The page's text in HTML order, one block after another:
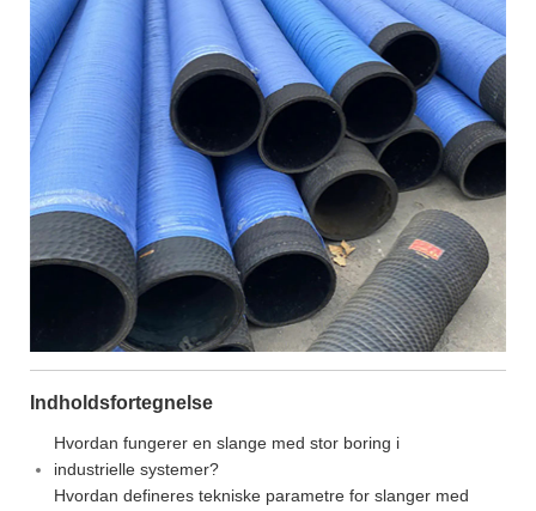
Indholdsfortegnelse
Hvordan fungerer en slange med stor boring i
industrielle systemer?
Hvordan defineres tekniske parametre for slanger med